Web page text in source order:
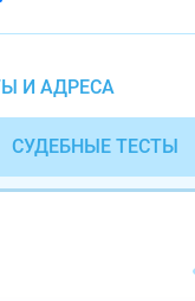
И АДРЕСА
СУДЕБНЫЕ ТЕСТЫ